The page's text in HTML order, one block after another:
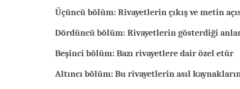
Üçüncü bölüm: Rivayetlerin çıkış ve metin
Dördüncü bölüm: Rivayetlerin gösterdiği
Beşinci bölüm: Bazı rivayetlere dair özel etür
Altıncı bölüm: Bu rivayetlerin asıl